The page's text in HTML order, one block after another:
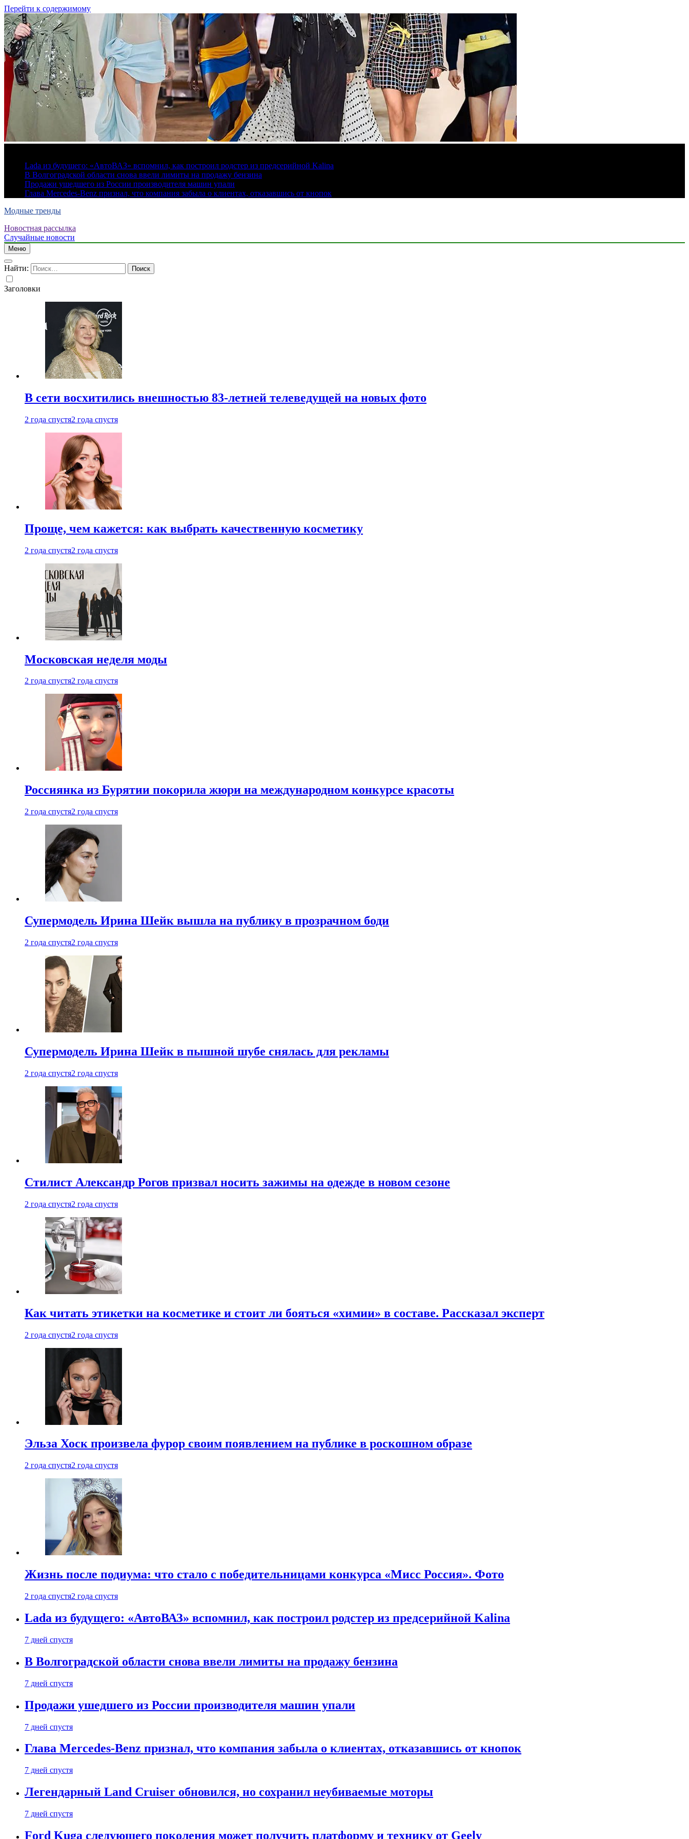
Перейти к содержимому
Lada из будущего: «АвтоВАЗ» вспомнил, как построил родстер из предсерийной Kalina
В Волгоградской области снова ввели лимиты на продажу бензина
Продажи ушедшего из России производителя машин упали
Глава Mercedes-Benz признал, что компания забыла о клиентах, отказавшись от кнопок
Модные тренды
Новостная рассылка
Случайные новости
Меню
Найти:
Заголовки
В сети восхитились внешностью 83-летней телеведущей на новых фото
2 года спустя2 года спустя
Проще, чем кажется: как выбрать качественную косметику
2 года спустя2 года спустя
Московская неделя моды
2 года спустя2 года спустя
Россиянка из Бурятии покорила жюри на международном конкурсе красоты
2 года спустя2 года спустя
Супермодель Ирина Шейк вышла на публику в прозрачном боди
2 года спустя2 года спустя
Супермодель Ирина Шейк в пышной шубе снялась для рекламы
2 года спустя2 года спустя
Стилист Александр Рогов призвал носить зажимы на одежде в новом сезоне
2 года спустя2 года спустя
Как читать этикетки на косметике и стоит ли бояться «химии» в составе. Рассказал эксперт
2 года спустя2 года спустя
Эльза Хоск произвела фурор своим появлением на публике в роскошном образе
2 года спустя2 года спустя
Жизнь после подиума: что стало с победительницами конкурса «Мисс Россия». Фото
2 года спустя2 года спустя
Lada из будущего: «АвтоВАЗ» вспомнил, как построил родстер из предсерийной Kalina
7 дней спустя
В Волгоградской области снова ввели лимиты на продажу бензина
7 дней спустя
Продажи ушедшего из России производителя машин упали
7 дней спустя
Глава Mercedes-Benz признал, что компания забыла о клиентах, отказавшись от кнопок
7 дней спустя
Легендарный Land Cruiser обновился, но сохранил неубиваемые моторы
7 дней спустя
Ford Kuga следующего поколения может получить платформу и технику от Geely